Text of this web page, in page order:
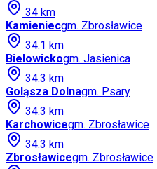
34 km
Kamieniecgm. Zbrosławice
34.1 km
Bielowickogm. Jasienica
34.3 km
Goląsza Dolnagm. Psary
34.3 km
Karchowicegm. Zbrosławice
34.3 km
Zbrosławicegm. Zbrosławice